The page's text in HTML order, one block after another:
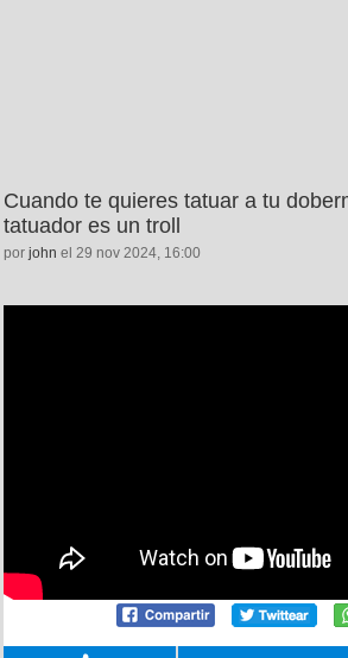
Cuando te quieres tatuar a tu
tatuador es un troll
por john el 29 nov 2024, 16:00